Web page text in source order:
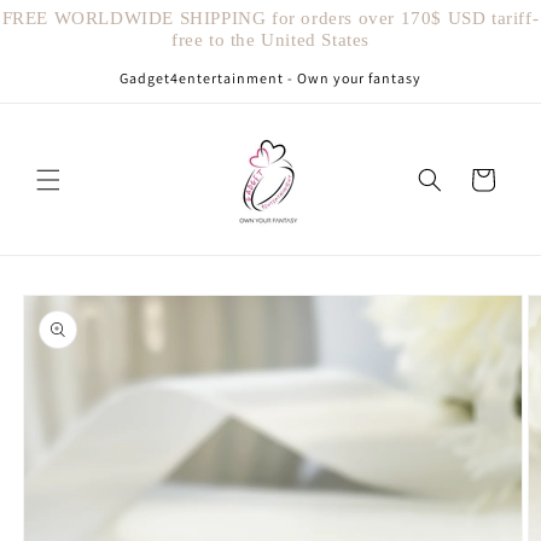
FREE WORLDWIDE SHIPPING for orders over 170$ USD tariff-
free to the United States
direttamente
Gadget4entertainment - Own your fantasy
Carrello
Passa alle
informazioni
sul prodotto